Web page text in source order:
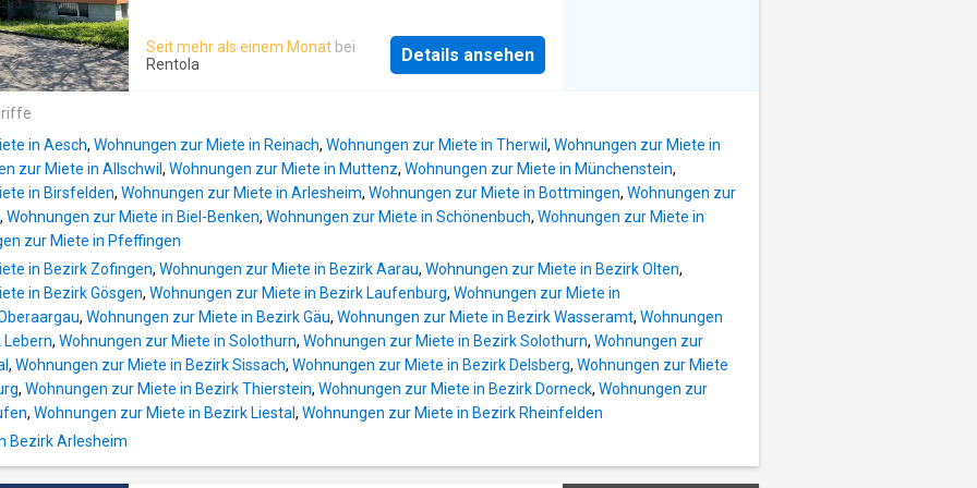
Kellerabteil vorhanden, - Haustiere sind, erlaubt, Die
Wohnung befindet sich im Grünen und dennoch ist
Besichtigungstermin
Seit mehr als einem Monat bei
Rentola
Details ansehen
in Aesch, Wohnungen zur Miete in Reinach, Wohnungen zur Miete in Therwil , Wohnungen zur Miete in
zur Miete in Allschwil , Wohnungen zur Miete in Muttenz, Wohnungen zur Miete in Münchenstein,
in Birsfelden, Wohnungen zur Miete in Arlesheim, Wohnungen zur Miete in Bottmingen, Wohnungen zur
, Wohnungen zur Miete in Biel-Benken, Wohnungen zur Miete in Schönenbuch, Wohnungen zur Miete in
zur Miete in Pfeffingen
in Bezirk Zofingen, Wohnungen zur Miete in Bezirk Aarau, Wohnungen zur Miete in Bezirk Olten,
in Bezirk Gösgen, Wohnungen zur Miete in Bezirk Laufenburg, Wohnungen zur Miete in
, Wohnungen zur Miete in Bezirk Gäu, Wohnungen zur Miete in Bezirk Wasseramt, Wohnungen
Lebern, Wohnungen zur Miete in Solothurn, Wohnungen zur Miete in Bezirk Solothurn, Wohnungen zur
, Wohnungen zur Miete in Bezirk Sissach, Wohnungen zur Miete in Bezirk Delsberg, Wohnungen zur Miete
, Wohnungen zur Miete in Bezirk Thierstein, Wohnungen zur Miete in Bezirk Dorneck, Wohnungen zur
, Wohnungen zur Miete in Bezirk Liestal , Wohnungen zur Miete in Bezirk Rheinfelden
Bezirk Arlesheim